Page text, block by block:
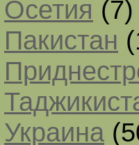
Осетия (7)
Пакистан
Украина